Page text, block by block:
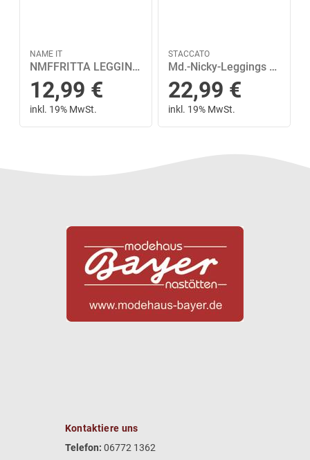
NAME IT
NMFFRITTA LEGGING 128 Normal geschnitten - Ballerina
12,99 €
inkl. 19% MwSt.
STACCATO
Md.-Nicky-Leggings 92/98 - Plum
22,99 €
inkl. 19% MwSt.
Kontaktiere uns
Telefon: 06772 1362